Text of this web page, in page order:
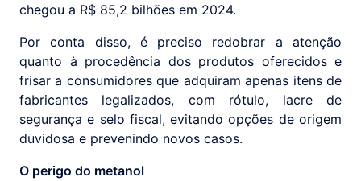
chegou a R$ 85,2 bilhões em 2024.
Por conta disso, é preciso redobrar a atenção
quanto à procedência dos produtos oferecidos e
frisar a consumidores que adquiram apenas itens de
fabricantes legalizados, com rótulo, lacre de
segurança e selo fiscal, evitando opções de origem
duvidosa e prevenindo novos casos.
O perigo do metanol